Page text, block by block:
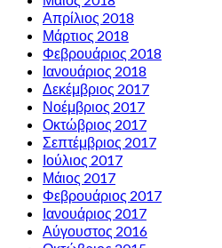
Απρίλιος 2018
Μάρτιος 2018
Φεβρουάριος 2018
Ιανουάριος 2018
Δεκέμβριος 2017
Νοέμβριος 2017
Οκτώβριος 2017
Σεπτέμβριος 2017
Ιούλιος 2017
Μάιος 2017
Φεβρουάριος 2017
Ιανουάριος 2017
Αύγουστος 2016